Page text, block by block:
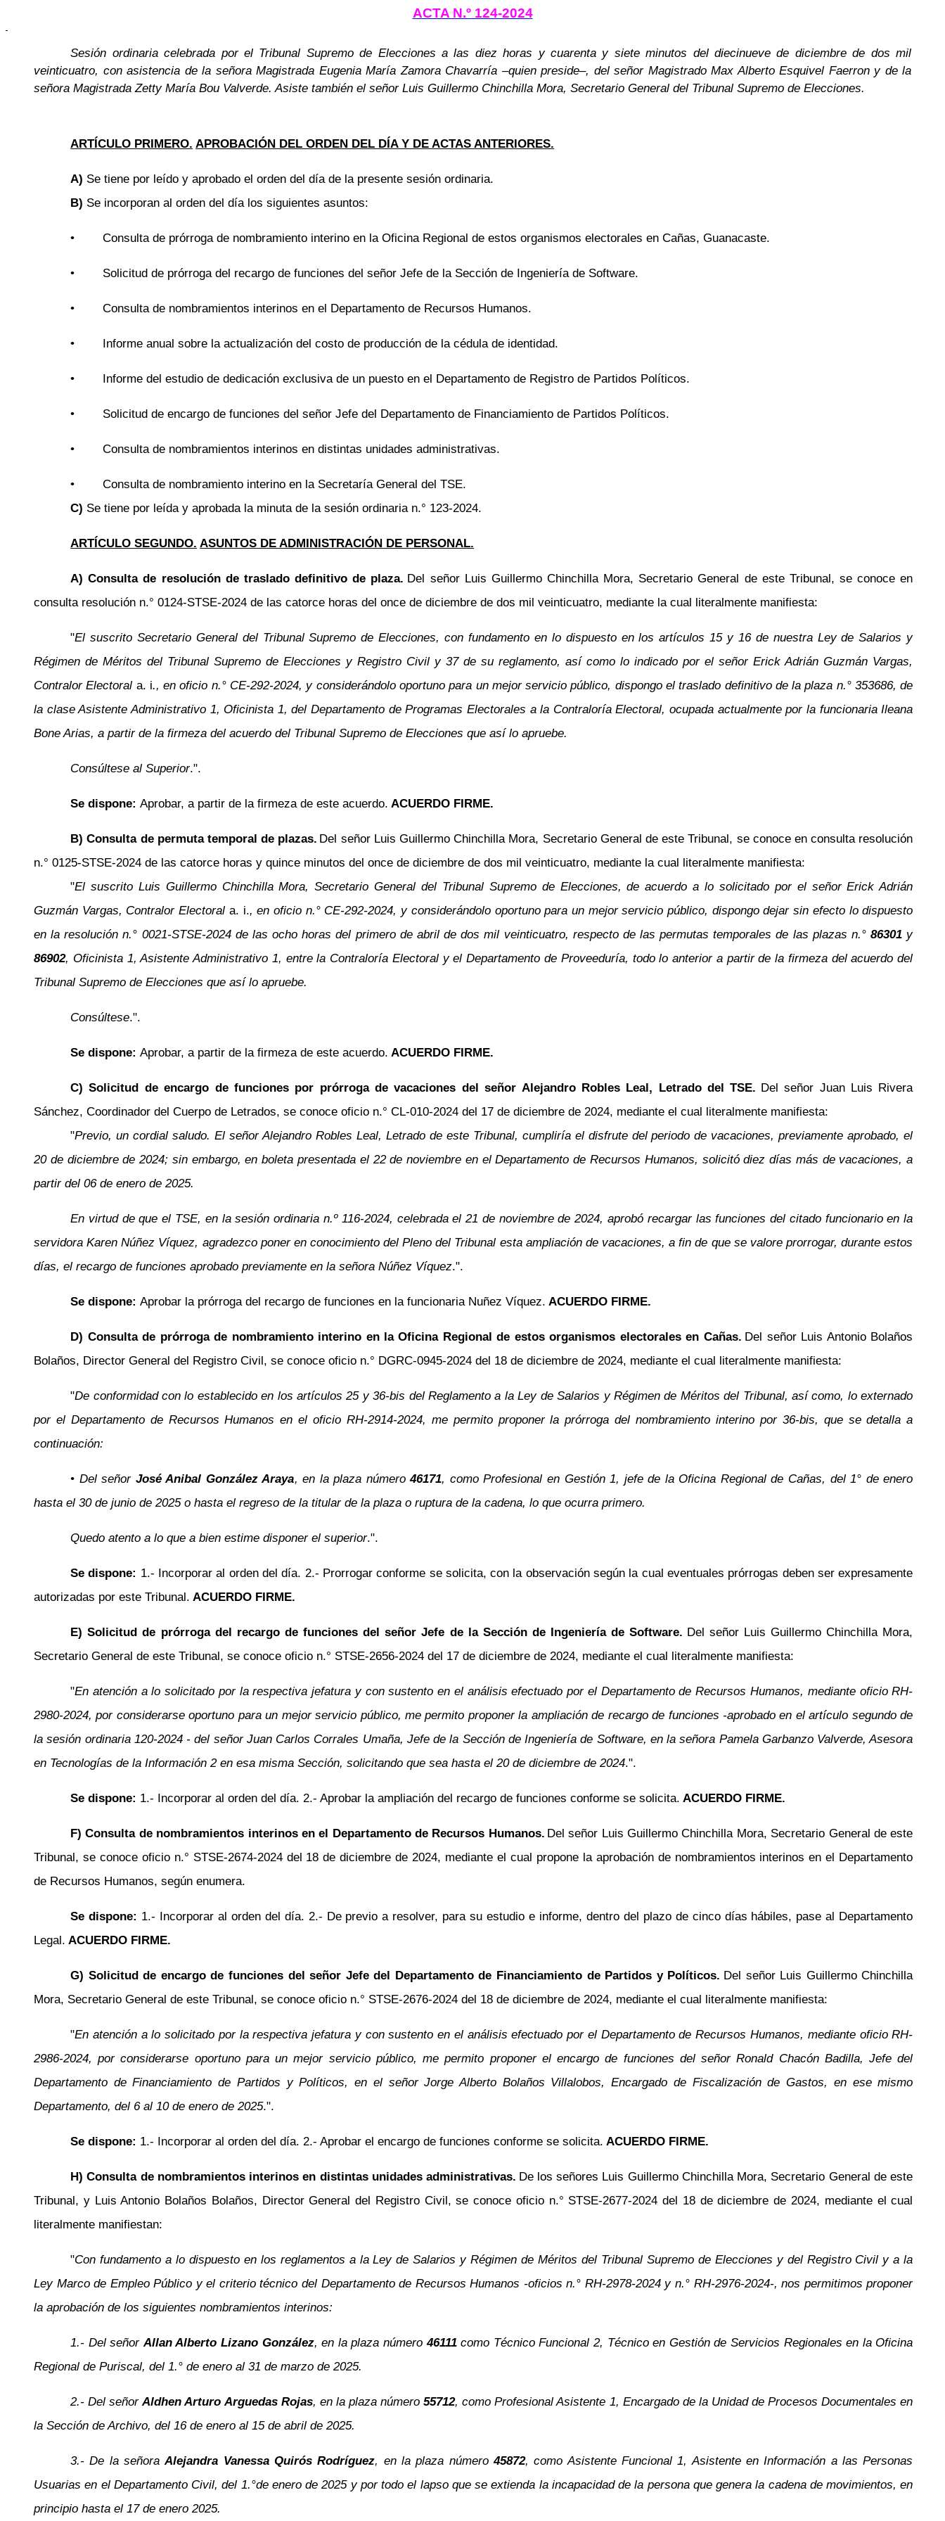
ACTA N.º 124-2024
Sesión ordinaria celebrada por el Tribunal Supremo de Elecciones a las diez horas y cuarenta y siete minutos del diecinueve de diciembre de dos mil
veinticuatro, con asistencia de la señora Magistrada Eugenia María Zamora Chavarría –quien preside–, del señor Magistrado Max Alberto Esquivel Faerron y de la
señora Magistrada Zetty María Bou Valverde. Asiste también el señor Luis Guillermo Chinchilla Mora, Secretario General del Tribunal Supremo de Elecciones.
ARTÍCULO PRIMERO. APROBACIÓN DEL ORDEN DEL DÍA Y DE ACTAS ANTERIORES.
A) Se tiene por leído y aprobado el orden del día de la presente sesión ordinaria.
B) Se incorporan al orden del día los siguientes asuntos:
• Consulta de prórroga de nombramiento interino en la Oficina Regional de estos organismos electorales en Cañas, Guanacaste.
• Solicitud de prórroga del recargo de funciones del señor Jefe de la Sección de Ingeniería de Software.
• Consulta de nombramientos interinos en el Departamento de Recursos Humanos.
• Informe anual sobre la actualización del costo de producción de la cédula de identidad.
• Informe del estudio de dedicación exclusiva de un puesto en el Departamento de Registro de Partidos Políticos.
• Solicitud de encargo de funciones del señor Jefe del Departamento de Financiamiento de Partidos Políticos.
• Consulta de nombramientos interinos en distintas unidades administrativas.
•
Consulta de nombramiento interino en la Secretaría General del TSE.
C) Se tiene por leída y aprobada la minuta de la sesión ordinaria n.° 123-2024.
ARTÍCULO SEGUNDO. ASUNTOS DE ADMINISTRACIÓN DE PERSONAL.
A) Consulta de resolución de traslado definitivo de plaza. Del señor Luis Guillermo Chinchilla Mora, Secretario General de este Tribunal, se conoce en
consulta resolución n.° 0124-STSE-2024 de las catorce horas del once de diciembre de dos mil veinticuatro, mediante la cual literalmente manifiesta:
"El suscrito Secretario General del Tribunal Supremo de Elecciones, con fundamento en lo dispuesto en los artículos 15 y 16 de nuestra Ley de Salarios y
Régimen de Méritos del Tribunal Supremo de Elecciones y Registro Civil y 37 de su reglamento, así como lo indicado por el señor Erick Adrián Guzmán Vargas,
Contralor Electoral a. i., en oficio n.°CE-292-2024, y considerándolo oportuno para un mejor servicio público, dispongo el traslado definitivo de la plaza n.°353686, de
la clase Asistente Administrativo 1, Oficinista 1, del Departamento de Programas Electorales a la Contraloría Electoral, ocupada actualmente por la funcionaria Ileana
Bone Arias, a partir de la firmeza del acuerdo del Tribunal Supremo de Elecciones que así lo apruebe.
Consúltese al Superior.".
Se dispone:Aprobar, a partir de la firmeza de este acuerdo. ACUERDO FIRME.
B) Consulta de permuta temporal de plazas. Del señor Luis Guillermo Chinchilla Mora, Secretario General de este Tribunal, se conoce en consulta resolución
n.° 0125-STSE-2024 de las catorce horas y quince minutos del once de diciembre de dos mil veinticuatro, mediante la cual literalmente manifiesta:
"El suscrito Luis Guillermo Chinchilla Mora, Secretario General del Tribunal Supremo de Elecciones, de acuerdo a lo solicitado por el señor Erick Adrián
Guzmán Vargas, Contralor Electoral a. i., en oficio n.°CE-292-2024, y considerándolo oportuno para un mejor servicio público, dispongo dejar sin efecto lo dispuesto
en la resoluciónn.° 0021-STSE-2024 de las ocho horas del primero de abril de dos mil veinticuatro, respecto de las permutas temporales de las plazas n.° 86301 y
86902, Oficinista 1, Asistente Administrativo 1, entre la Contraloría Electoral y el Departamento de Proveeduría, todo lo anterior a partir de la firmeza del acuerdo del
Tribunal Supremo de Elecciones que así lo apruebe.
Consúltese.".
Se dispone:Aprobar, a partir de la firmeza de este acuerdo. ACUERDO FIRME.
C) Solicitud de encargo de funciones por prórroga de vacaciones del señor Alejandro Robles Leal, Letrado del TSE. Del señor Juan Luis Rivera
Sánchez, Coordinador del Cuerpo de Letrados, se conoce oficio n.° CL-010-2024 del 17 de diciembre de 2024, mediante el cual literalmente manifiesta:
"Previo, un cordial saludo. El señor Alejandro Robles Leal, Letrado de este Tribunal, cumpliría el disfrute del periodo de vacaciones, previamente aprobado, el
20 de diciembre de 2024; sin embargo, en boleta presentada el 22 de noviembre en el Departamento de Recursos Humanos, solicitó diez días más de vacaciones, a
partir del 06 de enero de 2025.
En virtud de que el TSE, en la sesión ordinaria n.º 116-2024, celebrada el 21 de noviembre de 2024, aprobó recargar las funciones del citado funcionario en la
servidora Karen Núñez Víquez, agradezco poner en conocimiento del Pleno del Tribunal esta ampliación de vacaciones, a fin de que se valore prorrogar, durante estos
días, el recargo de funciones aprobado previamente en la señora Núñez Víquez.".
Se dispone:Aprobar la prórroga del recargo de funciones en la funcionaria Nuñez Víquez. ACUERDO FIRME.
D) Consulta de prórroga de nombramiento interino en la Oficina Regional de estos organismos electorales en Cañas. Del señor Luis Antonio Bolaños
Bolaños, Director General del Registro Civil, se conoce oficio n.° DGRC-0945-2024 del 18 de diciembre de 2024, mediante el cual literalmente manifiesta:
"De conformidad con lo establecido en los artículos 25 y 36-bis del Reglamento a la Ley de Salarios y Régimen de Méritos del Tribunal, así como, lo externado
por el Departamento de Recursos Humanos en el oficio RH-2914-2024, me permito proponer la prórroga del nombramiento interino por 36-bis, que se detalla a
continuación:
• Del señor José Anibal González Araya, en la plaza número46171, como Profesional en Gestión 1, jefe de la Oficina Regional de Cañas, del 1° de enero
hasta el 30 de junio de 2025 o hasta el regreso de la titular de la plaza o ruptura de la cadena, lo que ocurra primero.
Quedo atento a lo que a bien estime disponer el superior.".
Se dispone: 1.- Incorporar al orden del día. 2.- Prorrogar conforme se solicita, con la observación según la cual eventuales prórrogas deben ser expresamente
autorizadas por este Tribunal. ACUERDO FIRME.
E) Solicitud de prórroga del recargo de funciones del señor Jefe de la Sección de Ingeniería de Software. Del señor Luis Guillermo Chinchilla Mora,
Secretario General de este Tribunal, se conoce oficio n.° STSE-2656-2024 del 17 de diciembre de 2024, mediante el cual literalmente manifiesta:
"En atención a lo solicitado por la respectiva jefatura y con sustento en el análisis efectuado por el Departamento de Recursos Humanos, mediante oficio RH-
2980-2024, por considerarse oportuno para un mejor servicio público, me permito proponer la ampliación de recargo de funciones -aprobado en el artículo segundo de
la sesión ordinaria 120-2024 - del señor Juan Carlos Corrales Umaña, Jefe de la Sección de Ingeniería de Software, en la señora Pamela Garbanzo Valverde, Asesora
en Tecnologías de la Información 2 en esa misma Sección, solicitando que sea hasta el 20 de diciembre de 2024.".
Se dispone: 1.- Incorporar al orden del día. 2.- Aprobar la ampliación del recargo de funciones conforme se solicita. ACUERDO FIRME.
F) Consulta de nombramientos interinos en el Departamento de Recursos Humanos. Del señor Luis Guillermo Chinchilla Mora, Secretario General de este
Tribunal, se conoce oficio n.° STSE-2674-2024 del 18 de diciembre de 2024, mediante el cual propone la aprobación de nombramientos interinos en el Departamento
de Recursos Humanos, según enumera.
Se dispone: 1.- Incorporar al orden del día. 2.- De previo a resolver, para su estudio e informe, dentro del plazo de cinco días hábiles, pase al Departamento
Legal. ACUERDO FIRME.
G) Solicitud de encargo de funciones del señor Jefe del Departamento de Financiamiento de Partidos y Políticos. Del señor Luis Guillermo Chinchilla
Mora, Secretario General de este Tribunal, se conoce oficio n.° STSE-2676-2024 del 18 de diciembre de 2024, mediante el cual literalmente manifiesta:
"En atención a lo solicitado por la respectiva jefatura y con sustento en el análisis efectuado por el Departamento de Recursos Humanos, mediante oficio RH-
2986-2024, por considerarse oportuno para un mejor servicio público, me permito proponer el encargo de funciones del señor Ronald Chacón Badilla, Jefe del
Departamento de Financiamiento de Partidos y Políticos, en el señor Jorge Alberto Bolaños Villalobos, Encargado de Fiscalización de Gastos, en ese mismo
Departamento, del 6 al 10 de enero de 2025.".
Se dispone: 1.- Incorporar al orden del día. 2.- Aprobar el encargo de funciones conforme se solicita. ACUERDO FIRME.
H) Consulta de nombramientos interinos en distintas unidades administrativas. De los señores Luis Guillermo Chinchilla Mora, Secretario General de este
Tribunal, y Luis Antonio Bolaños Bolaños, Director General del Registro Civil, se conoce oficio n.° STSE-2677-2024 del 18 de diciembre de 2024, mediante el cual
literalmente manifiestan:
"Con fundamento a lo dispuesto en los reglamentos a la Ley de Salarios y Régimen de Méritos del Tribunal Supremo de Elecciones y del Registro Civil y a la
Ley Marco de Empleo Público y el criterio técnico del Departamento de Recursos Humanos -oficiosn.° RH-2978-2024 yn.° RH-2976-2024-, nos permitimos proponer
la aprobación de los siguientes nombramientos interinos:
1.- Del señorAllan Alberto Lizano González, en la plaza número46111como Técnico Funcional 2, Técnico en Gestión de Servicios Regionales en la Oficina
Regional de Puriscal, del 1.° de enero al 31 de marzo de 2025.
2.- Del señorAldhenArturo Arguedas Rojas, en la plaza número55712, como Profesional Asistente 1, Encargado de la Unidad de Procesos Documentales en
la Sección de Archivo, del 16 de enero al 15 de abril de 2025.
3.- De la señoraAlejandra Vanessa Quirós Rodríguez, en la plaza número45872, como Asistente Funcional 1, Asistente en Información a las Personas
Usuarias en el Departamento Civil, del 1.°de enero de 2025 y por todo el lapso que se extienda la incapacidad de la persona que genera la cadena de movimientos, en
principio hasta el 17 de enero 2025.